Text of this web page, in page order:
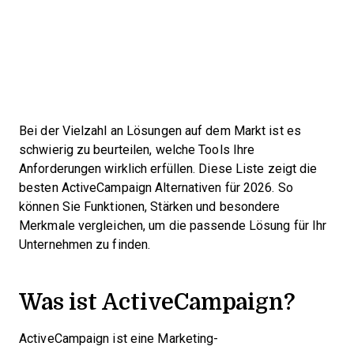
Bei der Vielzahl an Lösungen auf dem Markt ist es
schwierig zu beurteilen, welche Tools Ihre
Anforderungen wirklich erfüllen. Diese Liste zeigt die
besten ActiveCampaign Alternativen für 2026. So
können Sie Funktionen, Stärken und besondere
Merkmale vergleichen, um die passende Lösung für Ihr
Unternehmen zu finden.
Was ist ActiveCampaign?
ActiveCampaign ist eine Marketing-